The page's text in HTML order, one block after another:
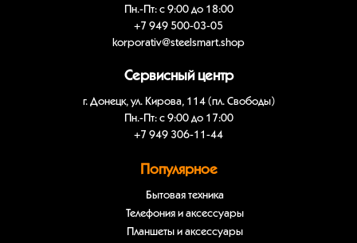
Пн.-Пт: с 9:00 до 18:00
+7 949 500-03-05
korporativ@steelsmart.shop
Сервисный центр
г. Донецк, ул. Кирова, 114 (пл. Свободы)
Пн.-Пт: с 9:00 до 17:00
+7 949 306-11-44
Популярное
Бытовая техника
Телефония и аксессуары
Планшеты и аксессуары